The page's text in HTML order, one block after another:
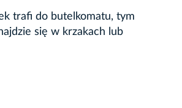
trafi do butelkomatu, tym
się w krzakach lub